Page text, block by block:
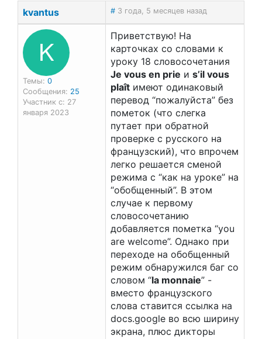
kvantus # 3 года, 5 месяцев назад
K
Темы: 0
Сообщения: 25
Участник с: 27
января 2023
Приветствую! На
карточках со словами к
уроку 18 словосочетания
Je vous en prie и s’il vous
plaît имеют одинаковый
перевод “пожалуйста” без
пометок (что слегка
путает при обратной
проверке с русского на
французский), что впрочем
легко решается сменой
режима с “как на уроке” на
“обобщенный”. В этом
случае к первому
словосочетанию
добавляется пометка “you
are welcome”. Однако при
переходе на обобщенный
режим обнаружился баг со
словом “la monnaie” -
вместо французского
слова ставится ссылка на
docs.google во всю ширину
экрана, плюс дикторы